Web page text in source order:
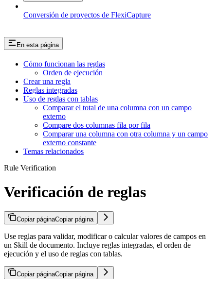
Conversión de proyectos de FlexiCapture
En esta página
Cómo funcionan las reglas
Orden de ejecución
Crear una regla
Reglas integradas
Uso de reglas con tablas
Comparar el total de una columna con un campo
externo
Compare dos columnas fila por fila
Comparar una columna con otra columna y un campo
externo constante
Temas relacionados
Rule Verification
Verificación de reglas
Copiar páginaCopiar página
Use reglas para validar, modificar o calcular valores de campos en
un Skill de documento. Incluye reglas integradas, el orden de
ejecución y el uso de reglas con tablas.
Copiar páginaCopiar página